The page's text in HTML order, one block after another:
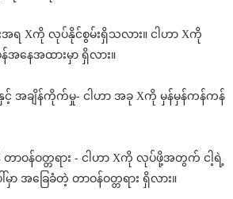
းအရ Xကို လုပ်နိုင်စွမ်းရှိသလား။ ငါဟာ Xကို
နေအထားမှာ ရှိလား။
းနှင့် အချိန်ကိုက်မှု- ငါဟာ အခု Xကို မှန်မှန်ကန်ကန်
ာဝန်ဝတ္တရား - ငါဟာ Xကို လုပ်ဖို့အတွက် ငါ့ရဲ့
ာ အခြေခံတဲ့ တာဝန်ဝတ္တရား ရှိလား။